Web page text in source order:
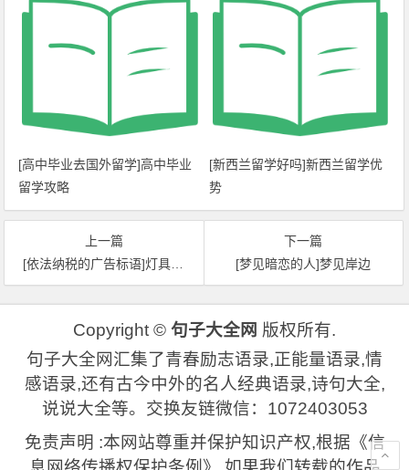
[高中毕业去国外留学]高中毕业
留学攻略
[新西兰留学好吗]新西兰留学优
势
上一篇
[依法纳税的广告标语]灯具广告标语
下一篇
[梦见暗恋的人]梦见岸边
Copyright © 句子大全网 版权所有.
句子大全网汇集了青春励志语录,正能量语录,情
感语录,还有古今中外的名人经典语录,诗句大全,
说说大全等。交换友链微信：1072403053
免责声明 :本网站尊重并保护知识产权,根据《信